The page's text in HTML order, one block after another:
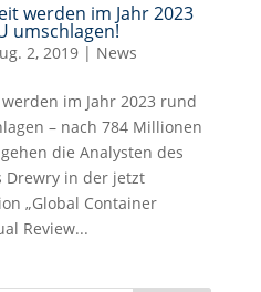
werden im Jahr 2023
umschlagen!
2, 2019| News
im Jahr 2023 rund
– nach 784 Millionen
die Analysten des
Drewry in der jetzt
„Global Container
Review...